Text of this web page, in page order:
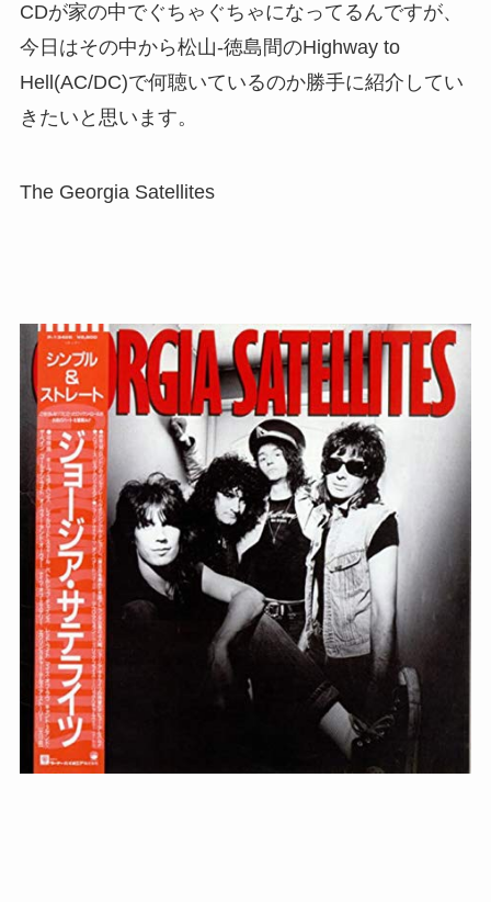
CDが家の中でぐちゃぐちゃになってるんですが、
今日はその中から松山-徳島間のHighway to
Hell(AC/DC)で何聴いているのか勝手に紹介してい
きたいと思います。
The Georgia Satellites